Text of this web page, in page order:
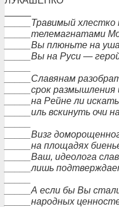
_____Травимый хлестко
_____телемагнатами
_____Вы плюньте на
_____Вы на Руси —
_____Славянам
_____срок размышления
_____на Рейне ли
_____иль вскинуть очи
_____Визг
_____на площадях
_____Ваш, идеолога
_____лишь
_____А если бы Вы
_____народных